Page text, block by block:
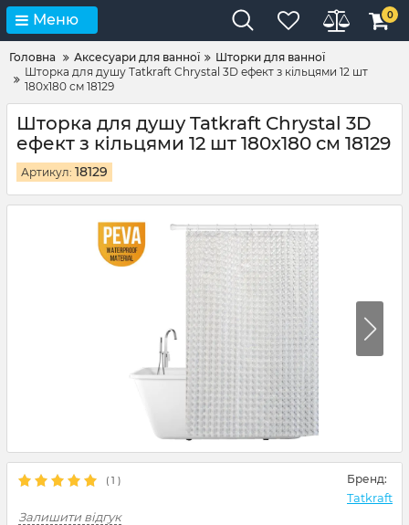
Меню 0
Головна Аксесуари для ванної
Шторки для ванної
Шторка для душу Tatkraft Chrystal 3D ефект з кільцями 12 шт
180x180 см 18129
Шторка для душу Tatkraft Chrystal 3D
ефект з кільцями 12 шт 180x180 см 18129
Артикул: 18129
( 1 ) Бренд:
Tatkraft
Залишити відгук